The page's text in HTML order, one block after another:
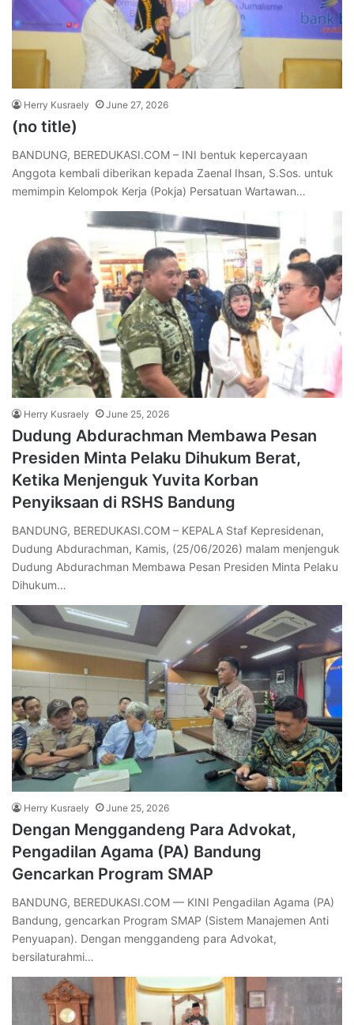
Herry Kusraely June 27, 2026
(no title)
BANDUNG, BEREDUKASI.COM – INI bentuk kepercayaan
Anggota kembali diberikan kepada Zaenal Ihsan, S.Sos. untuk
memimpin Kelompok Kerja (Pokja) Persatuan Wartawan…
Herry Kusraely June 25, 2026
Dudung Abdurachman Membawa Pesan
Presiden Minta Pelaku Dihukum Berat,
Ketika Menjenguk Yuvita Korban
Penyiksaan di RSHS Bandung
BANDUNG, BEREDUKASI.COM – KEPALA Staf Kepresidenan,
Dudung Abdurachman, Kamis, (25/06/2026) malam menjenguk
Dudung Abdurachman Membawa Pesan Presiden Minta Pelaku
Dihukum…
Herry Kusraely June 25, 2026
Dengan Menggandeng Para Advokat,
Pengadilan Agama (PA) Bandung
Gencarkan Program SMAP
BANDUNG, BEREDUKASI.COM — KINI Pengadilan Agama (PA)
Bandung, gencarkan Program SMAP (Sistem Manajemen Anti
Penyuapan). Dengan menggandeng para Advokat,
bersilaturahmi…